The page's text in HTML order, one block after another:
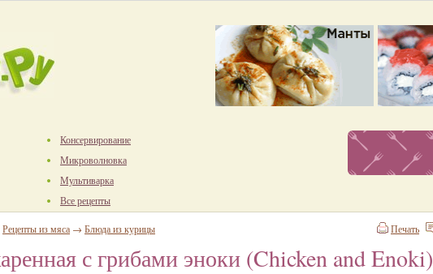
Консервирование
Микроволновка
Мультиварка
Все рецепты
Печать
Рецепты из мяса → Блюда из курицы
с грибами эноки (Chicken and Enoki)